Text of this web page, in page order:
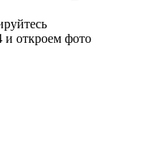
и откроем фото